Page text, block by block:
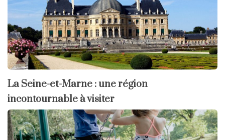
La Seine-et-Marne : une région
incontournable à visiter